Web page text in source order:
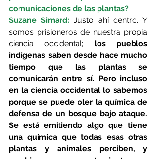
comunicaciones de las plantas?
Suzane Simard: Justo ahí dentro. Y
somos prisioneros de nuestra propia
ciencia occidental; los pueblos
indígenas saben desde hace mucho
tiempo que las plantas se
comunicarán entre sí. Pero incluso
en la ciencia occidental lo sabemos
porque se puede oler la química de
defensa de un bosque bajo ataque.
Se está emitiendo algo que tiene
una química que todas esas otras
plantas y animales perciben, y